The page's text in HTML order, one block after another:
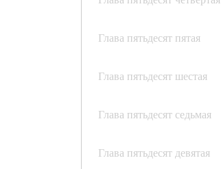
Глава пятьдесят пятая
Глава пятьдесят шестая
Глава пятьдесят седьмая
Глава пятьдесят девятая